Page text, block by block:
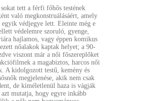
tett a férfi főhős testének
való megkonstruálásáért, amely
egyik védjegye lett. Eleinte még e
védelemre szoruló, gyenge,
hajlamos, vagy éppen komikus
nőalakok kaptak helyet; a 90-
viszont már a női főszereplőket
a magabiztos, harcos női
A kidolgozott testű, kemény és
megjelenése, akik nem csak
de kíméletlenül haza is vágják
mutatja, hogy egyre inkább